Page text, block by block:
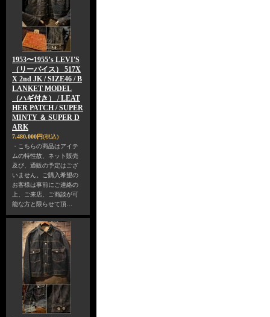
1953〜1955’s LEVI'S
（リーバイス） 517X
X 2nd JK / SIZE46 / B
LANKET MODEL
（ハギ付き） / LEAT
HER PATCH / SUPER
MINTY ＆ SUPER D
ARK
7,480,000円(税込)
・こちらの商品はアイテ
ムの特性故、ネット販売
及び、通販の予定はござ
いません。ご購入希望の
お客様は事前にご連絡の
上、ご来店、ご商談が可
能な方と限らせて頂…